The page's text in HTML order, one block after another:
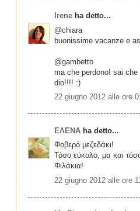
Irene ha detto...
@chiara
buonissime vacanze e
@gambetto
ma che perdono! sai
dio!!!! :)
22 giugno 2012 alle ore
ΕΛΕΝΑ ha detto...
Φοβερό μεζεδάκι!
Τόσο εύκολο, μα και
Φιλάκια!
22 giugno 2012 alle ore